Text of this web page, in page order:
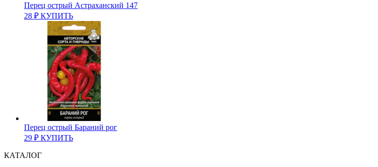
Перец острый Астраханский 147
28 ₽ КУПИТЬ
Перец острый Бараний рог
29 ₽ КУПИТЬ
КАТАЛОГ